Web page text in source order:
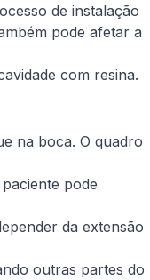
de instalação
pode afetar a
com resina.
na boca. O quadro
pode
da extensão
outras partes do